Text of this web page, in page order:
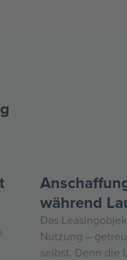
während
Das
Nutzung – getreu
selbst. Denn die